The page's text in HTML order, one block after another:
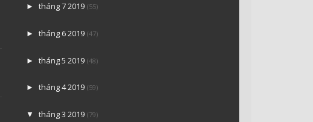
► tháng 7 2019 (55)
► tháng 6 2019 (47)
► tháng 5 2019 (48)
► tháng 4 2019 (59)
▼ tháng 3 2019 (79)